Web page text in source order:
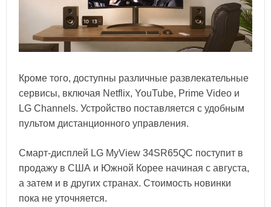
Кроме того, доступны различные развлекательные
сервисы, включая Netflix, YouTube, Prime Video и
LG Channels. Устройство поставляется с удобным
пультом дистанционного управления.
Смарт-дисплей LG MyView 34SR65QC поступит в
продажу в США и Южной Корее начиная с августа,
а затем и в других странах. Стоимость новинки
пока не уточняется.